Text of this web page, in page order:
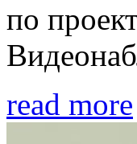
по
read more